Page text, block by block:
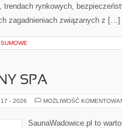
trendach rynkowych,
zagadnieniach związanych z […]
SPA
- 2026 MOŻLIWOŚĆ
SaunaWadowice.pl to